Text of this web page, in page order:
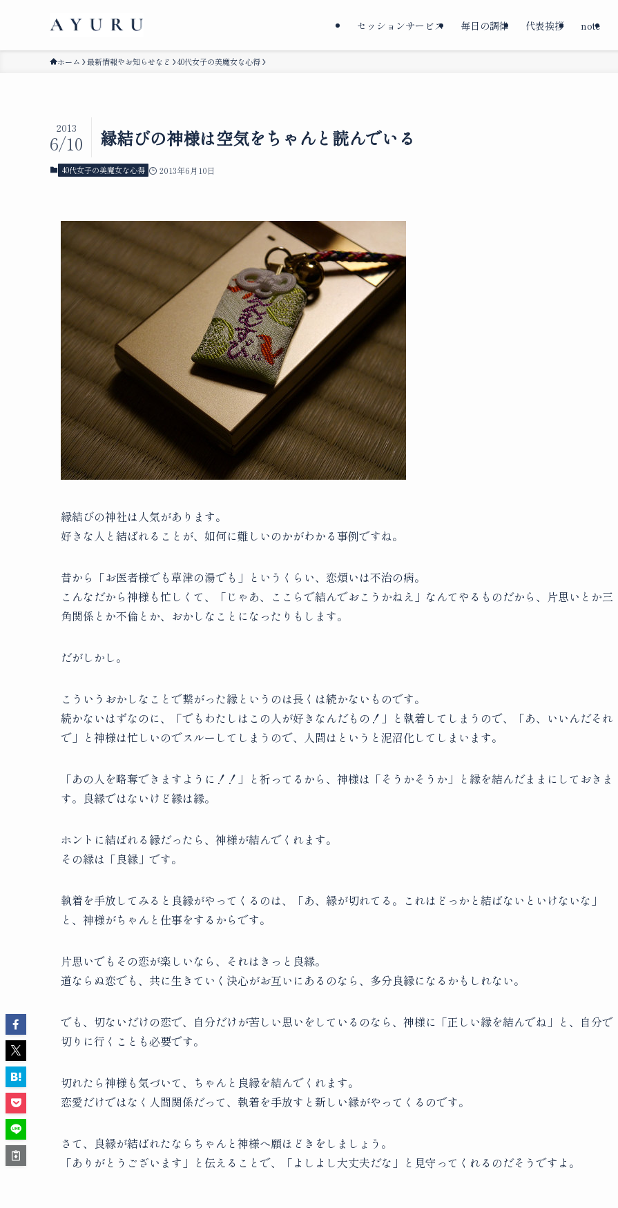
セッションサービス 毎日の調律 代表挨拶 note
ホーム 最新情報やお知らせなど 40代女子の美魔女な心得
縁結びの神様は空気をちゃんと読んでいる
2013
6/10
40代女子の美魔女な心得 2013年6月10日
縁結びの神社は人気があります。
好きな人と結ばれることが、如何に難しいのかがわかる事例ですね。
昔から「お医者様でも草津の湯でも」というくらい、恋煩いは不治の病。
こんなだから神様も忙しくて、「じゃあ、ここらで結んでおこうかねえ」なんてやるものだから、片思いとか三
角関係とか不倫とか、おかしなことになったりもします。
だがしかし。
こういうおかしなことで繋がった縁というのは長くは続かないものです。
続かないはずなのに、「でもわたしはこの人が好きなんだもの！」と執着してしまうので、「あ、いいんだそれ
で」と神様は忙しいのでスルーしてしまうので、人間はというと泥沼化してしまいます。
「あの人を略奪できますように！！」と祈ってるから、神様は「そうかそうか」と縁を結んだままにしておきま
す。良縁ではないけど縁は縁。
ホントに結ばれる縁だったら、神様が結んでくれます。
その縁は「良縁」です。
執着を手放してみると良縁がやってくるのは、「あ、縁が切れてる。これはどっかと結ばないといけないな」
と、神様がちゃんと仕事をするからです。
片思いでもその恋が楽しいなら、それはきっと良縁。
道ならぬ恋でも、共に生きていく決心がお互いにあるのなら、多分良縁になるかもしれない。
でも、切ないだけの恋で、自分だけが苦しい思いをしているのなら、神様に「正しい縁を結んでね」と、自分で
切りに行くことも必要です。
切れたら神様も気づいて、ちゃんと良縁を結んでくれます。
恋愛だけではなく人間関係だって、執着を手放すと新しい縁がやってくるのです。
さて、良縁が結ばれたならちゃんと神様へ願ほどきをしましょう。
「ありがとうございます」と伝えることで、「よしよし大丈夫だな」と見守ってくれるのだそうですよ。